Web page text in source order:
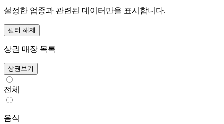
설정한 업종과 관련된 데이터만을 표시합니다.
필터 해제
상권 매장 목록
상권보기
전체
음식